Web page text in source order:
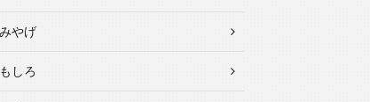
やげ
しろ